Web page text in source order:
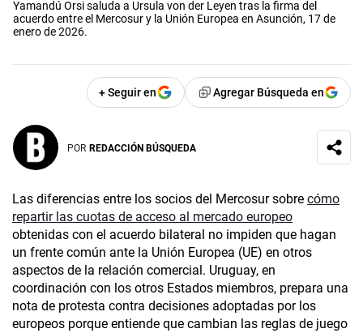
Yamandú Orsi saluda a Ursula von der Leyen tras la firma del
acuerdo entre el Mercosur y la Unión Europea en Asunción, 17 de
enero de 2026.
+ Seguir en Agregar Búsqueda en
POR REDACCIÓN BÚSQUEDA
Las diferencias entre los socios del Mercosur sobre cómo
repartir las cuotas de acceso al mercado europeo
obtenidas con el acuerdo bilateral no impiden que hagan
un frente común ante la Unión Europea (UE) en otros
aspectos de la relación comercial. Uruguay, en
coordinación con los otros Estados miembros, prepara una
nota de protesta contra decisiones adoptadas por los
europeos porque entiende que cambian las reglas de juego